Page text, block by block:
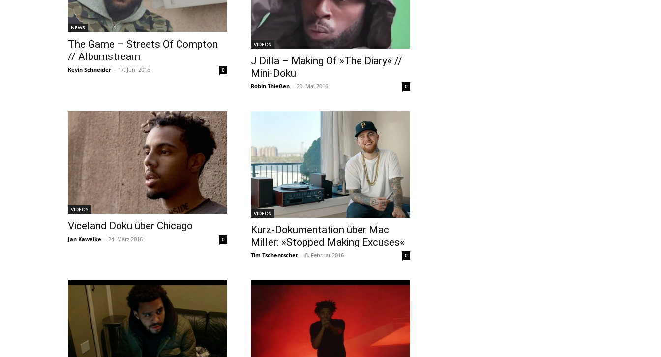
NEWS
The Game – Streets Of Compton
// Albumstream
Kevin Schneider - 17. Juni 2016 0
VIDEOS
J Dilla – Making Of »The Diary« //
Mini-Doku
Robin Thießen - 20. Mai 2016 0
VIDEOS
Viceland Doku über Chicago
Jan Kawelke - 24. März 2016 0
VIDEOS
Kurz-Dokumentation über Mac
Miller: »Stopped Making Excuses«
Tim Tschentscher - 8. Februar 2016 0